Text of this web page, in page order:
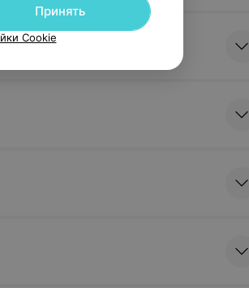
ОФЭКТ скелета (после
ОФЭКТ щитовидной железы
Принять
Cookie